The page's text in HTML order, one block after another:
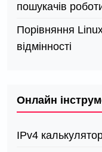
пошукачів
Порівняння
відмінності
Онлайн
IPv4